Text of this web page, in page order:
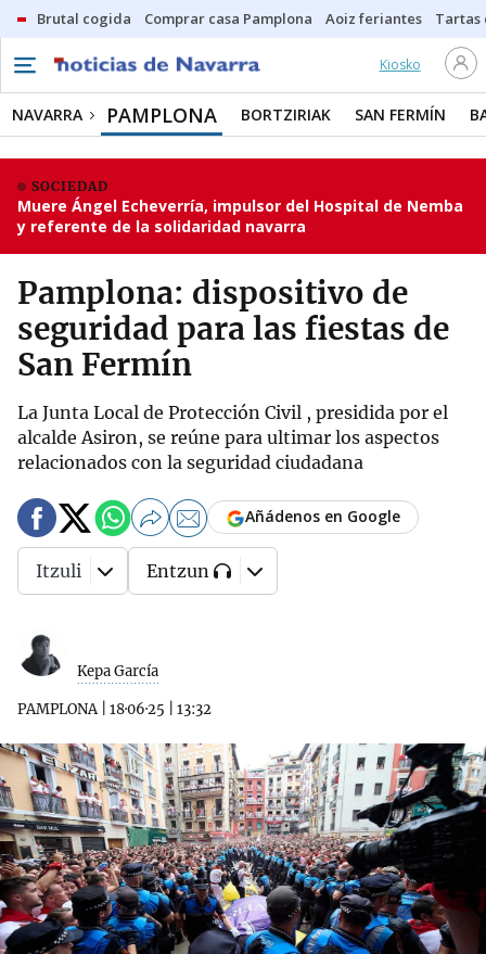
Brutal cogida Comprar casa Pamplona Aoiz feriantes Tartas
Kiosko
NAVARRA PAMPLONA BORTZIRIAK SAN FERMÍN
SOCIEDAD
Muere Ángel Echeverría, impulsor del Hospital de Nemba
y referente de la solidaridad navarra
Pamplona: dispositivo de
seguridad para las fiestas de
San Fermín
La Junta Local de Protección Civil , presidida por el
alcalde Asiron, se reúne para ultimar los aspectos
relacionados con la seguridad ciudadana
Kepa García
PAMPLONA| 18·06·25 13:32
Añádenos en Google
Itzuli Entzun